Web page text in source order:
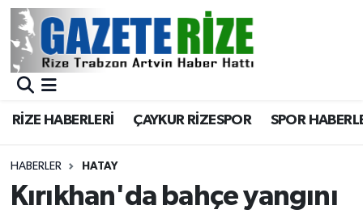
RİZE HABERLERİ ÇAYKUR RİZESPOR SPOR
HABERLER HATAY
Kırıkhan'da bahçe yangını
BÖLGEMİZ
Asayiş
Rize Jandarma Komutanlığı
Merkez Nöbetçi Eczaneler
Merkez Trafik Yoğunluk Haritası
Süper Lig Puan Durumu ve Fikstür